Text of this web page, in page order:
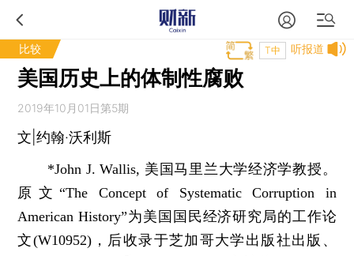
比较 听报道
T中
美国历史上的体制性腐败
2019年10月01日第5期
文|约翰·沃利斯
*John J. Wallis, 美国马里兰大学经济学教授。
原文“The Concept of Systematic Corruption in
American History”为美国国民经济研究局的工作论
文(W10952)，后收录于芝加哥大学出版社出版、